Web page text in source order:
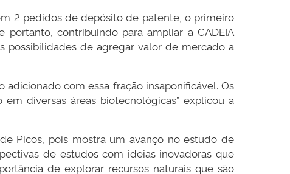
2 pedidos de depósito de patente, o primeiro
portanto, contribuindo para ampliar a CADEIA
possibilidades de agregar valor de mercado a
com essa fração insaponificável. Os
diversas áreas biotecnológicas” explicou a
Picos, pois mostra um avanço no estudo de
de estudos com ideias inovadoras que
de explorar recursos naturais que são